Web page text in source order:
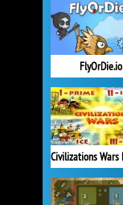
FlyOrDie.io